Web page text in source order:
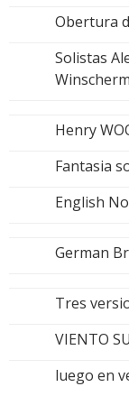
Obertura
Solistas
Henry
Fantasia
English
German
Tres
VIENTO
luego en